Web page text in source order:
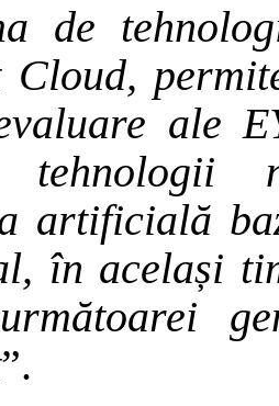
de
Cloud,
ale
tehnologii
artificială
în același
”.